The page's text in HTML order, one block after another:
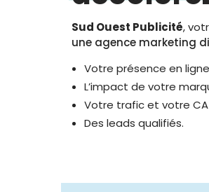
Sud Ouest Publicité,
une agence marketing
Votre présence en ligne
L’impact de votre
Votre trafic et votre CA
Des leads qualifiés.